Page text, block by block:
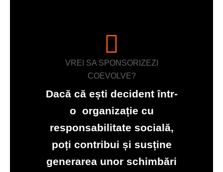
VREI SA SPONSORIZEZI
COEVOLVE?
Dacă că ești decident într-
o organizație cu
responsabilitate socială,
poți contribui și susține
generarea unor schimbări